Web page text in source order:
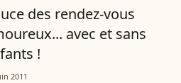
des rendez-vous
avec et sans
!
2011